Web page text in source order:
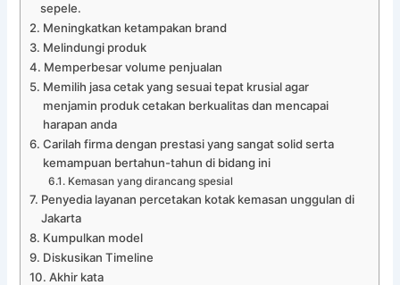
sepele.
Meningkatkan ketampakan brand
Melindungi produk
Memperbesar volume penjualan
Memilih jasa cetak yang sesuai tepat krusial agar
menjamin produk cetakan berkualitas dan mencapai
harapan anda
Carilah firma dengan prestasi yang sangat solid serta
kemampuan bertahun-tahun di bidang ini
Kemasan yang dirancang spesial
Penyedia layanan percetakan kotak kemasan unggulan di
Jakarta
Kumpulkan model
Diskusikan Timeline
Akhir kata